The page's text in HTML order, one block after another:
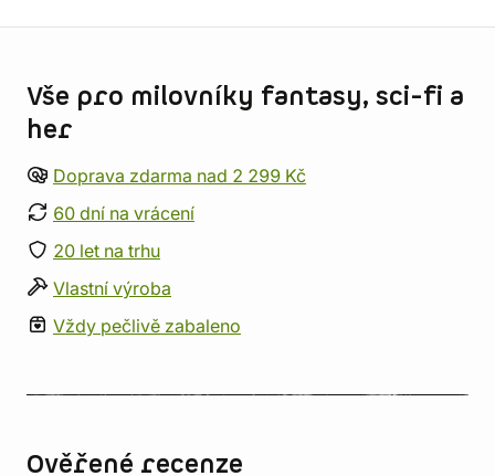
Vše pro milovníky fantasy, sci-fi a
her
Doprava zdarma nad 2 299 Kč
60 dní na vrácení
20 let na trhu
Vlastní výroba
Vždy pečlivě zabaleno
Ověřené recenze